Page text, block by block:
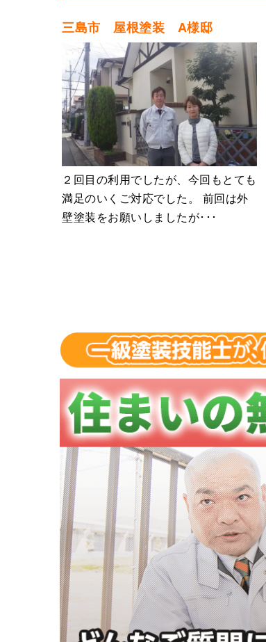
三島市 屋根塗装 A様邸
２回目の利用でしたが、今回もとても
満足のいくご対応でした。 前回は外
壁塗装をお願いしましたが･･･